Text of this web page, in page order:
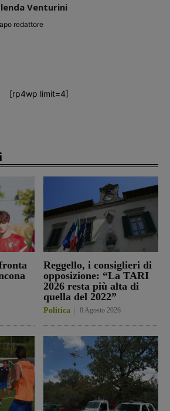
Reggello, i consiglieri di
opposizione: “La TARI
2026 resta più alta di
quella del 2022”
Politica 8 Agosto 2026
Venturini
redattore
[rp4wp limit=4]